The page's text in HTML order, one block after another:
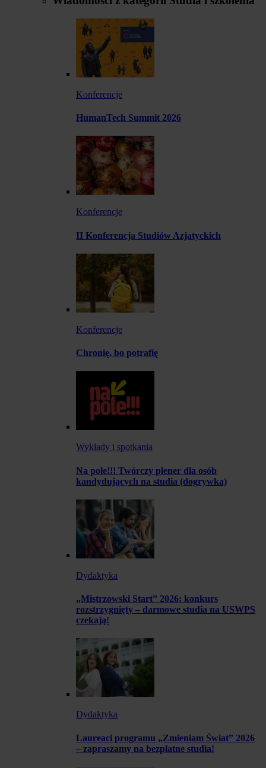
Konferencje
HumanTech Summit 2026
Konferencje
II Konferencja Studiów Azjatyckich
Konferencje
Chronię, bo potrafię
Wykłady i spotkania
Na pole!!! Twórczy plener dla osób
kandydujących na studia (dogrywka)
Dydaktyka
„Mistrzowski Start” 2026: konkurs
rozstrzygnięty – darmowe studia na USWPS
czekają!
Dydaktyka
Laureaci programu „Zmieniam Świat” 2026
– zapraszamy na bezpłatne studia!